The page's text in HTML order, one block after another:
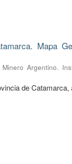
Mapa
Argentino.
de Catamarca,